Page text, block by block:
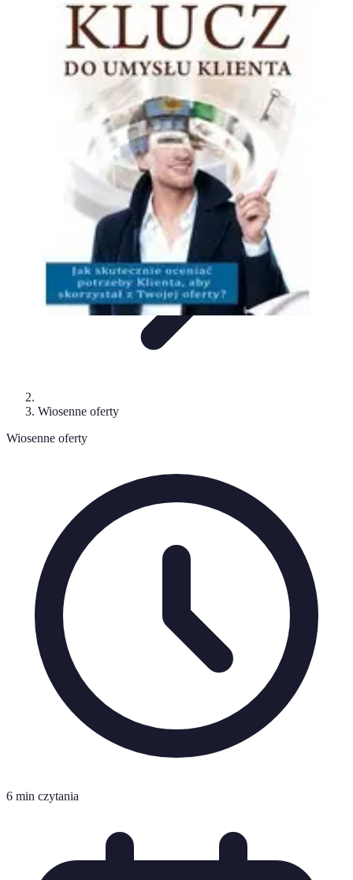
Oferty Wyjazdowe
Zdrowe wakacjeRodzinne Wakacje Aktywne WakacjeRodzinne
Wakacyjne Kierunki
Oferty Wyjazdowe
Wiosenne oferty
Wiosenne oferty
6 min czytania